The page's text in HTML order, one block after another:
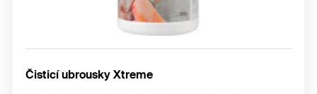
Čisticí ubrousky Xtreme